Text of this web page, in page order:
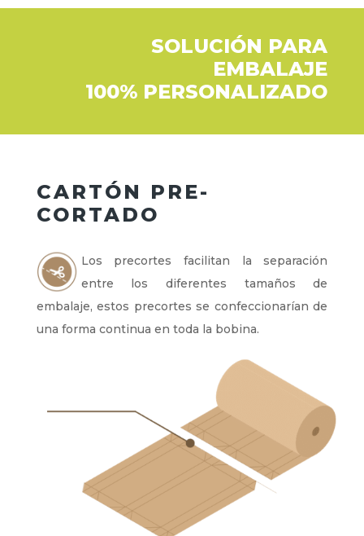
SOLUCIÓN PARA
EMBALAJE
100% PERSONALIZADO
CARTÓN PRE-
CORTADO
Los precortes facilitan la separación
entre los diferentes tamaños de
embalaje, estos precortes se confeccionarían de
una forma continua en toda la bobina.